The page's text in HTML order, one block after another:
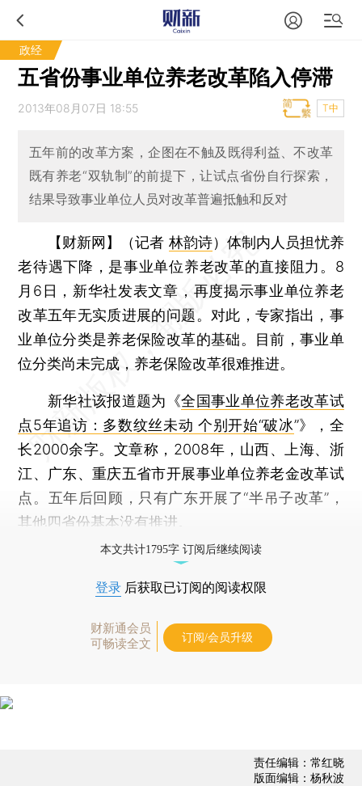
政经
五省份事业单位养老改革陷入停滞
2013年08月07日 18:55 T中
五年前的改革方案，企图在不触及既得利益、不改革
既有养老“双轨制”的前提下，让试点省份自行探索，
结果导致事业单位人员对改革普遍抵触和反对
【财新网】（记者 林韵诗） 体制内人员担忧养
老待遇下降，是事业单位养老改革的直接阻力。8
月6日，新华社发表文章，再度揭示事业单位养老
改革五年无实质进展的问题。对此，专家指出，事
业单位分类是养老保险改革的基础。目前，事业单
位分类尚未完成，养老保险改革很难推进。
新华社该报道题为《全国事业单位养老改革试
点5年追访：多数纹丝未动 个别开始“破冰”》，全
长2000余字。文章称，2008年，山西、上海、浙
江、广东、重庆五省市开展事业单位养老金改革试
点。五年后回顾，只有广东开展了“半吊子改革”，
其他四省份基本没有推进。
本文共计1795字 订阅后继续阅读
登录 后获取已订阅的阅读权限
财新通会员
可畅读全文
订阅/会员升级
责任编辑：常红晓
版面编辑：杨秋波